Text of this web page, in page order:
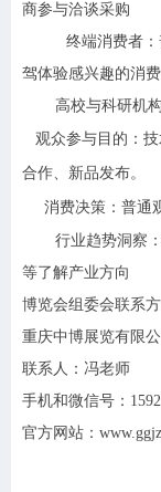
商参与洽谈采购
终端消费者
驾体验感兴趣的消
高校与科研机
观众参与目的 ：
合作、新品发布。
消费决策 ：普
行业趋势洞察
等了解产业方向
博览会组委会联系
重庆中博展览有限公
联系人：冯老师
手机和微信号：
官方网站：